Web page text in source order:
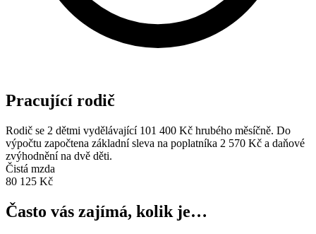
Pracující rodič
Rodič se 2 dětmi vydělávající 101 400 Kč hrubého měsíčně. Do
výpočtu započtena základní sleva na poplatníka 2 570 Kč a daňové
zvýhodnění na dvě děti.
Čistá mzda
80 125 Kč
Často vás zajímá, kolik je…